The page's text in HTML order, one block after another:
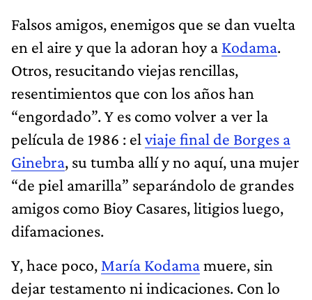
Falsos amigos, enemigos que se dan vuelta
en el aire y que la adoran hoy a Kodama.
Otros, resucitando viejas rencillas,
resentimientos que con los años han
“engordado”. Y es como volver a ver la
película de 1986 : el viaje final de Borges a
Ginebra, su tumba allí y no aquí, una mujer
“de piel amarilla” separándolo de grandes
amigos como Bioy Casares, litigios luego,
difamaciones.
Y, hace poco, María Kodamamuere, sin
dejar testamento ni indicaciones. Con lo